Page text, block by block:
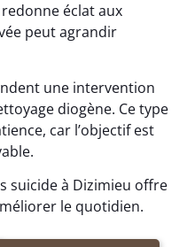
éclat aux
peut agrandir
une intervention
diogène. Ce type
car l’objectif est
suicide à Dizimieu offre
le quotidien.